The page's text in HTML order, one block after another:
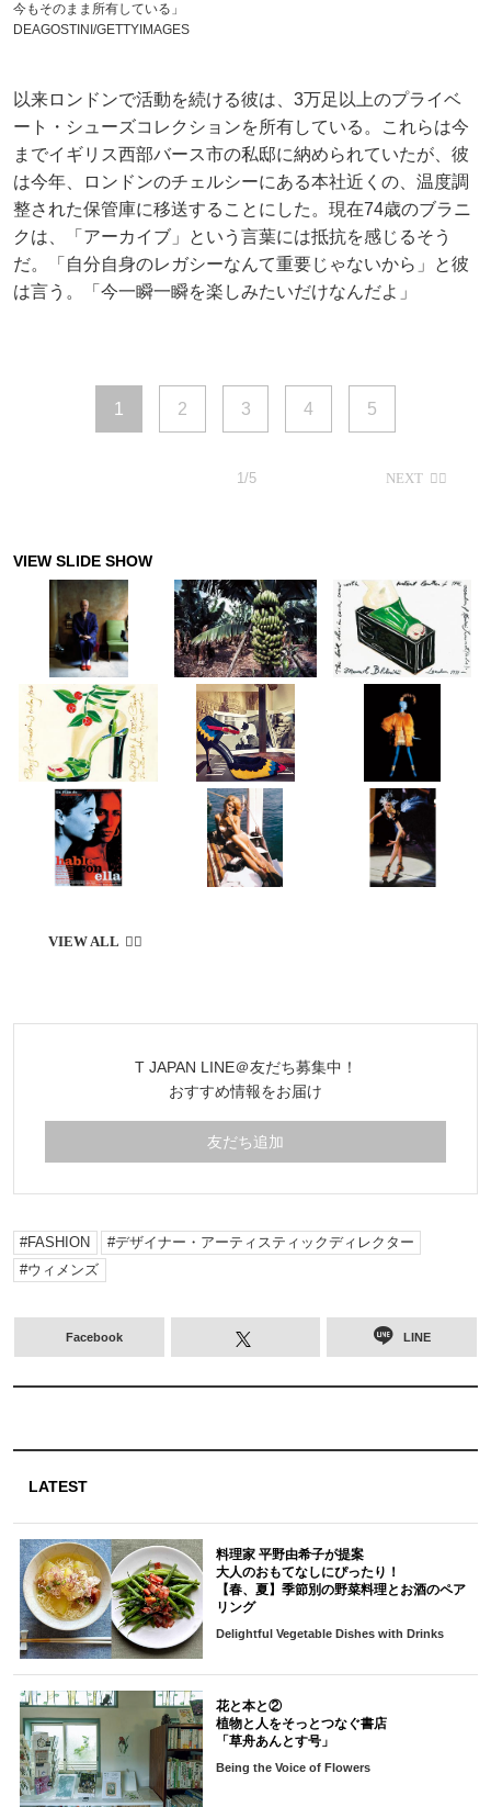
今もそのまま所有している」
DEAGOSTINI/GETTYIMAGES
以来ロンドンで活動を続ける彼は、3万足以上のプライベ
ート・シューズコレクションを所有している。これらは今
までイギリス西部バース市の私邸に納められていたが、彼
は今年、ロンドンのチェルシーにある本社近くの、温度調
整された保管庫に移送することにした。現在74歳のブラニ
クは、「アーカイブ」という言葉には抵抗を感じるそう
だ。「自分自身のレガシーなんて重要じゃないから」と彼
は言う。「今一瞬一瞬を楽しみたいだけなんだよ」
1 2 3 4 5
1/5
T JAPAN LINE＠友だち募集中！
おすすめ情報をお届け
友だち追加
FASHION
デザイナー・アーティスティックディレクター
ウィメンズ
Facebook LINE
LATEST
料理家 平野由希子が提案
大人のおもてなしにぴったり！
【春、夏】季節別の野菜料理とお酒のペア
リング
Delightful Vegetable Dishes with Drinks
花と本と②
植物と人をそっとつなぐ書店
「草舟あんとす号」
Being the Voice of Flowers